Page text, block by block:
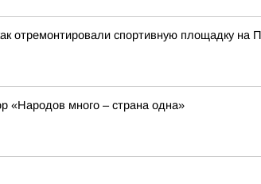
отремонтировали спортивную площадку на
«Народов много – страна одна»